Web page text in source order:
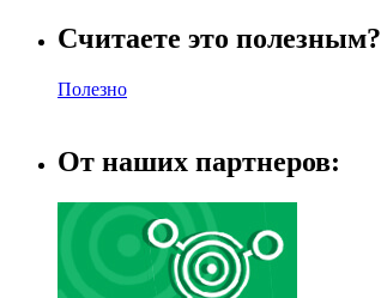
Считаете это полезным?
Полезно
От наших партнеров: